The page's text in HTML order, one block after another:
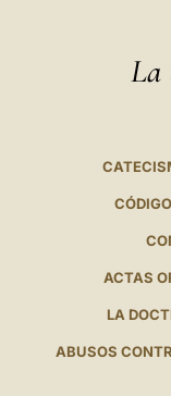
La
ACTAS
LA
ABUSOS